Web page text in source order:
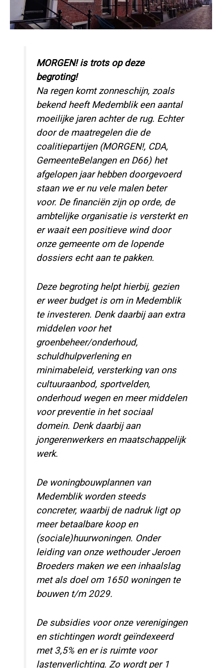
MORGEN! is trots op deze
begroting!
Na regen komt zonneschijn, zoals
bekend heeft Medemblik een aantal
moeilijke jaren achter de rug. Echter
door de maatregelen die de
coalitiepartijen (MORGEN!, CDA,
GemeenteBelangen en D66) het
afgelopen jaar hebben doorgevoerd
staan we er nu vele malen beter
voor. De financiën zijn op orde, de
ambtelijke organisatie is versterkt en
er waait een positieve wind door
onze gemeente om de lopende
dossiers echt aan te pakken.
Deze begroting helpt hierbij, gezien
er weer budget is om in Medemblik
te investeren. Denk daarbij aan extra
middelen voor het
groenbeheer/onderhoud,
schuldhulpverlening en
minimabeleid, versterking van ons
cultuuraanbod, sportvelden,
onderhoud wegen en meer middelen
voor preventie in het sociaal
domein. Denk daarbij aan
jongerenwerkers en maatschappelijk
werk.
De woningbouwplannen van
Medemblik worden steeds
concreter, waarbij de nadruk ligt op
meer betaalbare koop en
(sociale)huurwoningen. Onder
leiding van onze wethouder Jeroen
Broeders maken we een inhaalslag
met als doel om 1650 woningen te
bouwen t/m 2029.
De subsidies voor onze verenigingen
en stichtingen wordt geïndexeerd
met 3,5% en er is ruimte voor
lastenverlichting. Zo wordt per 1